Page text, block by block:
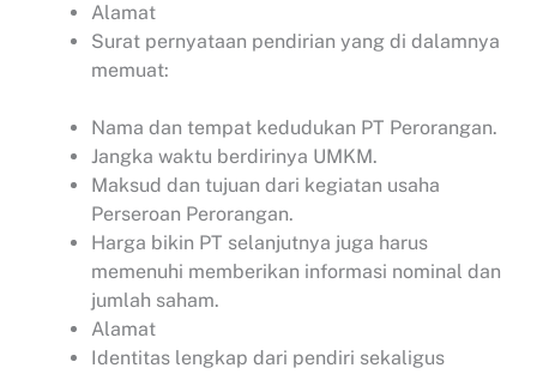
Alamat
Surat pernyataan pendirian yang di dalamnya
memuat:
Nama dan tempat kedudukan PT Perorangan.
Jangka waktu berdirinya UMKM.
Maksud dan tujuan dari kegiatan usaha
Perseroan Perorangan.
Harga bikin PT selanjutnya juga harus
memenuhi memberikan informasi nominal dan
jumlah saham.
Alamat
Identitas lengkap dari pendiri sekaligus